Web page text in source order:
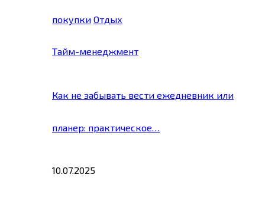
покупки Отдых
Тайм-менеджмент
Как не забывать вести ежедневник или
планер: практическое…
10.07.2025